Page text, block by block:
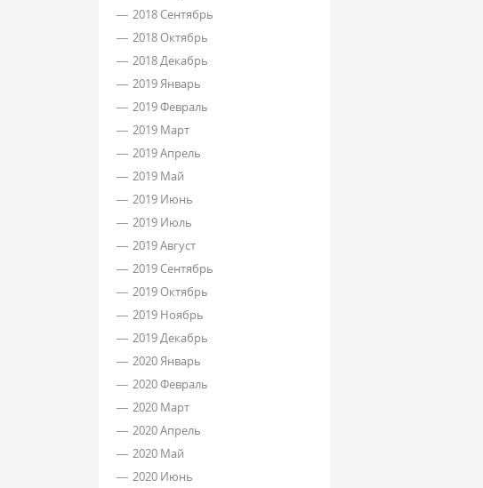
2018 Сентябрь
2018 Октябрь
2018 Декабрь
2019 Январь
2019 Февраль
2019 Март
2019 Апрель
2019 Май
2019 Июнь
2019 Июль
2019 Август
2019 Сентябрь
2019 Октябрь
2019 Ноябрь
2019 Декабрь
2020 Январь
2020 Февраль
2020 Март
2020 Апрель
2020 Май
2020 Июнь